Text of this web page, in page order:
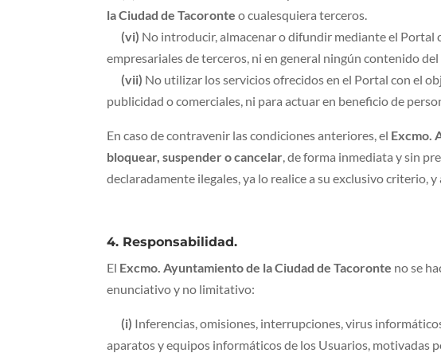
la Ciudad de Tacoronte o cualesquiera terceros.
(vi) No introducir, almacenar o difundir mediante el
empresariales de terceros, ni en general ningún contenido
(vii) No utilizar los servicios ofrecidos en el Portal con el
publicidad o comerciales, ni para actuar en beneficio de
En caso de contravenir las condiciones anteriores, el Excmo.
bloquear, suspender o cancelar , de forma inmediata y sin
declaradamente ilegales, ya lo realice a su exclusivo criterio,
4. Responsabilidad.
El Excmo. Ayuntamiento de la Ciudad de Tacoronte no se
enunciativo y no limitativo:
(i) Inferencias, omisiones, interrupciones, virus
aparatos y equipos informáticos de los Usuarios, motivadas